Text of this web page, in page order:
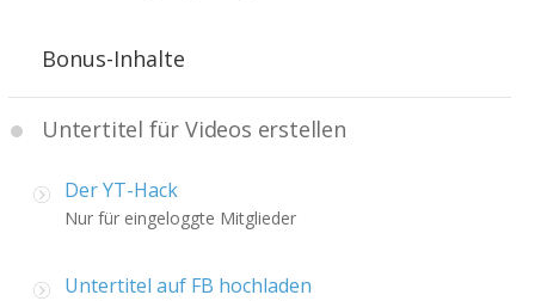
Bonus-Inhalte
Untertitel für Videos erstellen
Der YT-Hack
Nur für eingeloggte Mitglieder
Untertitel auf FB hochladen